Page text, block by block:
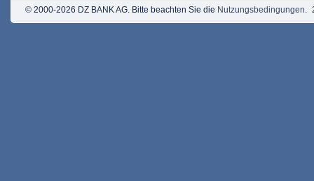
© 2000-2026 DZ BANK AG. Bitte beachten Sie die Nutzungsbedingungen.